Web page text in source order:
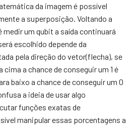
da imagem é possível
a superposição. Voltando a
um qubit a saída continuará
escolhido depende da
pela direção do vetor(flecha), se
a chance de conseguir um 1 é
baixo a chance de conseguir um 0
a ideia de usar algo
funções exatas de
manipular essas porcentagens a